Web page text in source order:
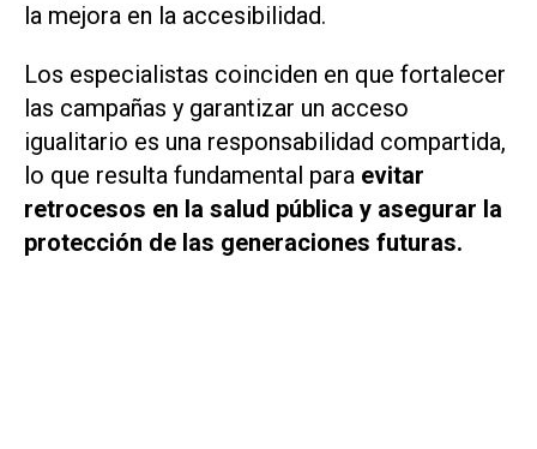
la mejora en la accesibilidad.
Los especialistas coinciden en que fortalecer
las campañas y garantizar un acceso
igualitario es una responsabilidad compartida,
lo que resulta fundamental para evitar
retrocesos en la salud pública y asegurar la
protección de las generaciones futuras.